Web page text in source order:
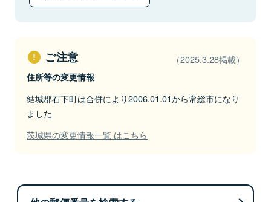
ご注意 （2025.3.28掲載）
住所等の変更情報
結城郡石下町は合併により2006.01.01から常総市になり
ました
茨城県の変更情報一覧 はこちら